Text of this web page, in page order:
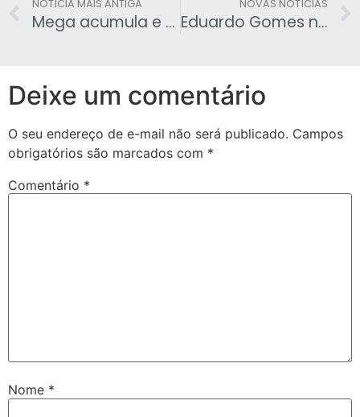
NOTÍCIA MAIS ANTIGA
Mega acumula e vai pagar R$ 120 milhões; veja os números
NOVAS NOTÍCIAS
Eduardo Gomes não vai contestar cassação da senadora Selma Arruda
Deixe um comentário
O seu endereço de e-mail não será publicado. Campos
obrigatórios são marcados com *
Comentário *
Nome *